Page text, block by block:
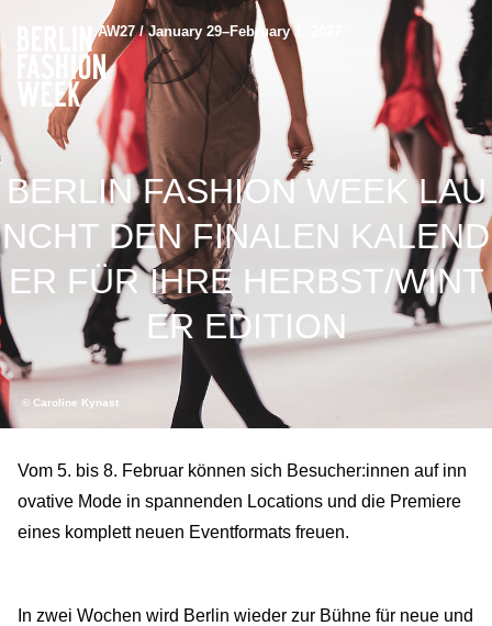
AW27 / January 29–February 1, 2027
BERLIN FASHION WEEK LAU
NCHT DEN FINALEN KALEND
ER FÜR IHRE HERBST/WINT
ER EDITION
© Caroline Kynast
Vom 5. bis 8. Februar können sich Besucher:innen auf inn
ovative Mode in spannenden Locations und die Premiere
eines komplett neuen Eventformats freuen.
In zwei Wochen wird Berlin wieder zur Bühne für neue und